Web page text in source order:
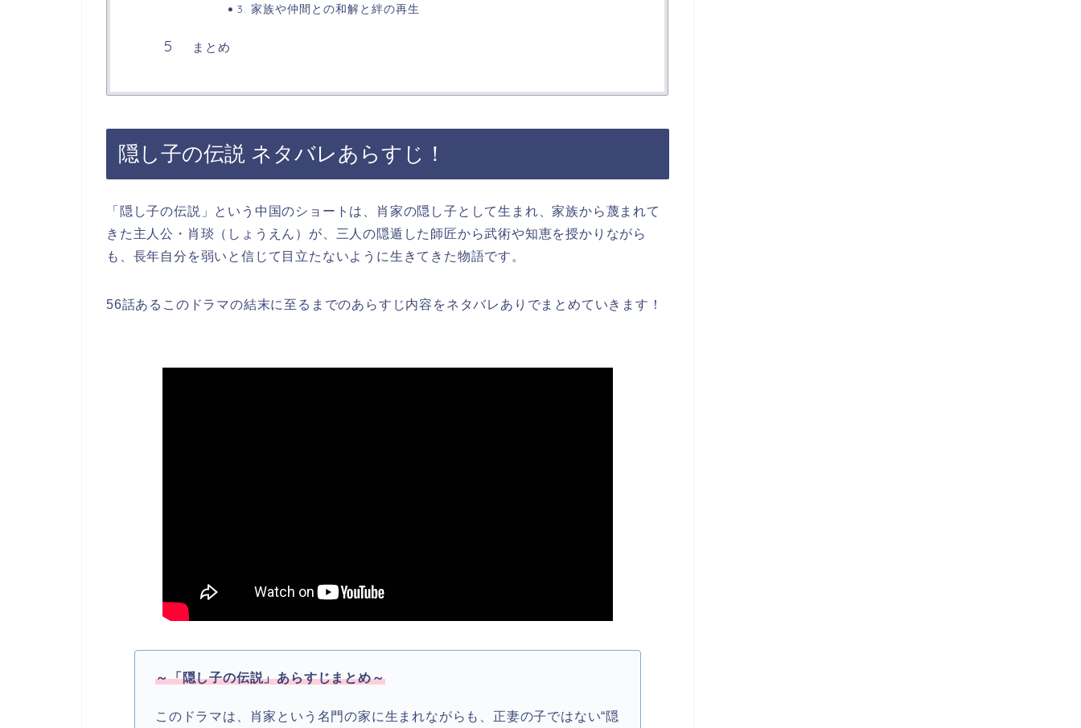
3. 家族や仲間との和解と絆の再生
まとめ
隠し子の伝説 ネタバレあらすじ！
「隠し子の伝説」という中国のショートは、肖家の隠し子として生まれ、家族から蔑まれて
きた主人公・肖琰（しょうえん）が、三人の隠遁した師匠から武術や知恵を授かりながら
も、長年自分を弱いと信じて目立たないように生きてきた物語です。
56話あるこのドラマの結末に至るまでのあらすじ内容をネタバレありでまとめていきます！
～「隠し子の伝説」あらすじまとめ～
このドラマは、肖家という名門の家に生まれながらも、正妻の子ではない“隠